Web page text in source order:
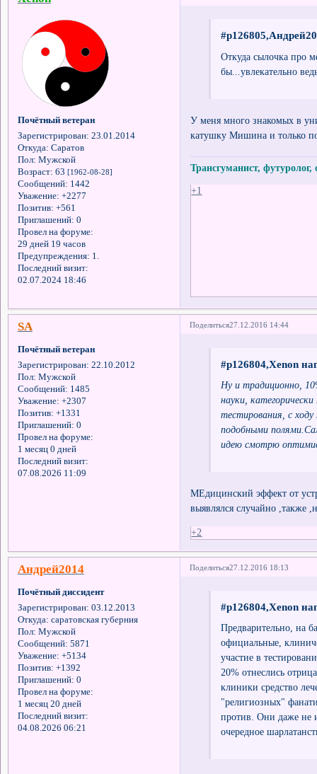
Почётный ветеран
Зарегистрирован: 23.01.2014
Откуда: Саратов
Пол: Мужской
Возраст: 63 [1962-08-28]
Сообщений: 1442
Уважение: +2277
Позитив: +561
Приглашений: 0
Провел на форуме:
29 дней 19 часов
Предупреждения: 1.
Последний визит:
02.07.2024 18:46
Откуда сылочка про
бы...увлекательно
У меня много знакомых в
катушку Мишина и только
Трансгуманист,
+1
Поделиться27.12.2016 14:44
SA
Почётный ветеран
Зарегистрирован: 22.10.2012
Пол: Мужской
Сообщений: 1485
Уважение: +2307
Позитив: +1331
Приглашений: 0
Провел на форуме:
1 месяц 0 дней
Последний визит:
07.08.2026 11:09
#p126804,Xenon
Ну и традиционно,
науки,
тестирования, с
подобными
идею смотрю
МЕдицинский эффект от
выявлялся случайно ,также
+2
Поделиться27.12.2016 18:13
Андрей2014
Почётный диссидент
Зарегистрирован: 03.12.2013
Откуда: саратовская губерния
Пол: Мужской
Сообщений: 5871
Уважение: +5134
Позитив: +1392
Приглашений: 0
Провел на форуме:
1 месяц 20 дней
Последний визит:
04.08.2026 06:21
#p126804,Xenon
Предварительно, на
официальные,
участие в
20% отнеслись
клиники средство
"религиозных"
против. Они даже не
очередное